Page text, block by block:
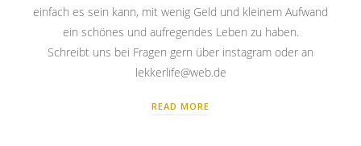
einfach es sein kann, mit wenig Geld und kleinem Aufwand
ein schönes und aufregendes Leben zu haben.
Schreibt uns bei Fragen gern über instagram oder an
lekkerlife@web.de
READ MORE